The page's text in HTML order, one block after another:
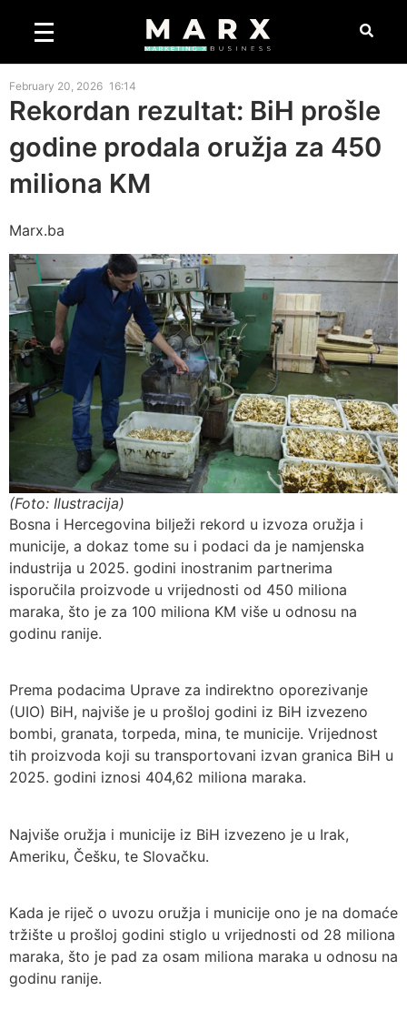
February 20, 2026 16:14
Rekordan rezultat: BiH prošle
godine prodala oružja za 450
miliona KM
Marx.ba
(Foto: Ilustracija)
Bosna i Hercegovina bilježi rekord u izvoza oružja i
municije, a dokaz tome su i podaci da je namjenska
industrija u 2025. godini inostranim partnerima
isporučila proizvode u vrijednosti od 450 miliona
maraka, što je za 100 miliona KM više u odnosu na
godinu ranije.
Prema podacima Uprave za indirektno oporezivanje
(UIO) BiH, najviše je u prošloj godini iz BiH izvezeno
bombi, granata, torpeda, mina, te municije. Vrijednost
tih proizvoda koji su transportovani izvan granica BiH u
2025. godini iznosi 404,62 miliona maraka.
Najviše oružja i municije iz BiH izvezeno je u Irak,
Ameriku, Češku, te Slovačku.
Kada je riječ o uvozu oružja i municije ono je na domaće
tržište u prošloj godini stiglo u vrijednosti od 28 miliona
maraka, što je pad za osam miliona maraka u odnosu na
godinu ranije.